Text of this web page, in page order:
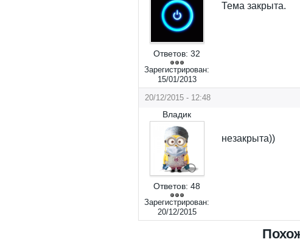
Ответов: 32
Зарегистрирован:
15/01/2013
Тема закрыта.
20/12/2015 - 12:48
Владик
Ответов: 48
Зарегистрирован:
20/12/2015
незакрыта))